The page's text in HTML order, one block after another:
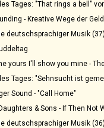
Tages: "That rings a bell" von
- Kreative Wege der
deutschsprachiger Musik
yours I'll show you mine -
Tages: "Sehnsucht ist
Sound - "Call Home"
& Sons - If Then Not
deutschsprachiger Musik